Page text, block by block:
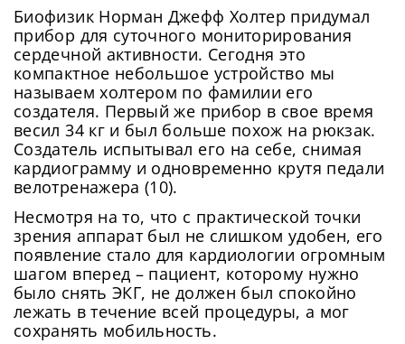
Биофизик Норман Джефф Холтер придумал
прибор для суточного мониторирования
сердечной активности. Сегодня это
компактное небольшое устройство мы
называем холтером по фамилии его
создателя. Первый же прибор в свое время
весил 34 кг и был больше похож на рюкзак.
Создатель испытывал его на себе, снимая
кардиограмму и одновременно крутя педали
велотренажера (10).
Несмотря на то, что с практической точки
зрения аппарат был не слишком удобен, его
появление стало для кардиологии огромным
шагом вперед – пациент, которому нужно
было снять ЭКГ, не должен был спокойно
лежать в течение всей процедуры, а мог
сохранять мобильность.